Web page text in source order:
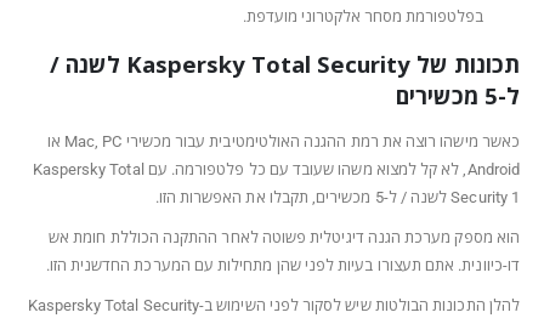
בפלטפורמת מסחר אלקטרוני מועדפת.
תכונות של Kaspersky Total Security לשנה /
ל-5 מכשירים
כאשר מישהו רוצה את רמת ההגנה האולטימטיבית עבור מכשירי Mac, PC או
Android, לא קל למצוא משהו שעובד עם כל פלטפורמה. עם Kaspersky Total
Security 1 לשנה / ל-5 מכשירים, תקבלו את האפשרות הזו.
הוא מספק מערכת הגנה דיגיטלית פשוטה לאחר ההתקנה הכוללת חומת אש
דו-כיוונית. אתם תעצורו בעיות לפני שהן מתחילות עם המערכת החדשנית הזו.
להלן התכונות הבולטות שיש לסקור לפני השימוש ב-Kaspersky Total Security